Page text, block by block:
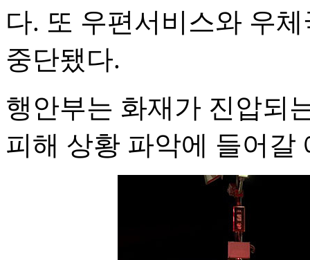
다. 또 우편서비스와 우
중단됐다.
행안부는 화재가 진압되
피해 상황 파악에 들어갈